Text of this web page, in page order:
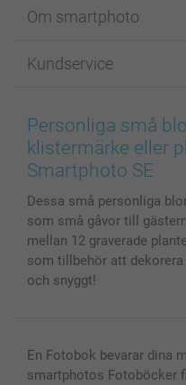
Fotokort
Fotoböcker
Bilder, Fotoförstoring &
Skal till Mobil & Surfplatta
MyNameBook
Fotoramar & Tillbehör
Presentkort
Alla fotoprodukter
Om smartphoto
För affiliates
Cookie Policy
Sitemap
Villkor och garantier
Kundservice
smartgaranti
smartbonus
Priser & betalning
Personliga små
klistermärke eller
Smartphoto SE
Dessa små personliga
som små gåvor till
mellan 12 graverade
som tillbehör att
och snyggt!
En Fotobok bevarar dina
smartphotos Fotoböcker